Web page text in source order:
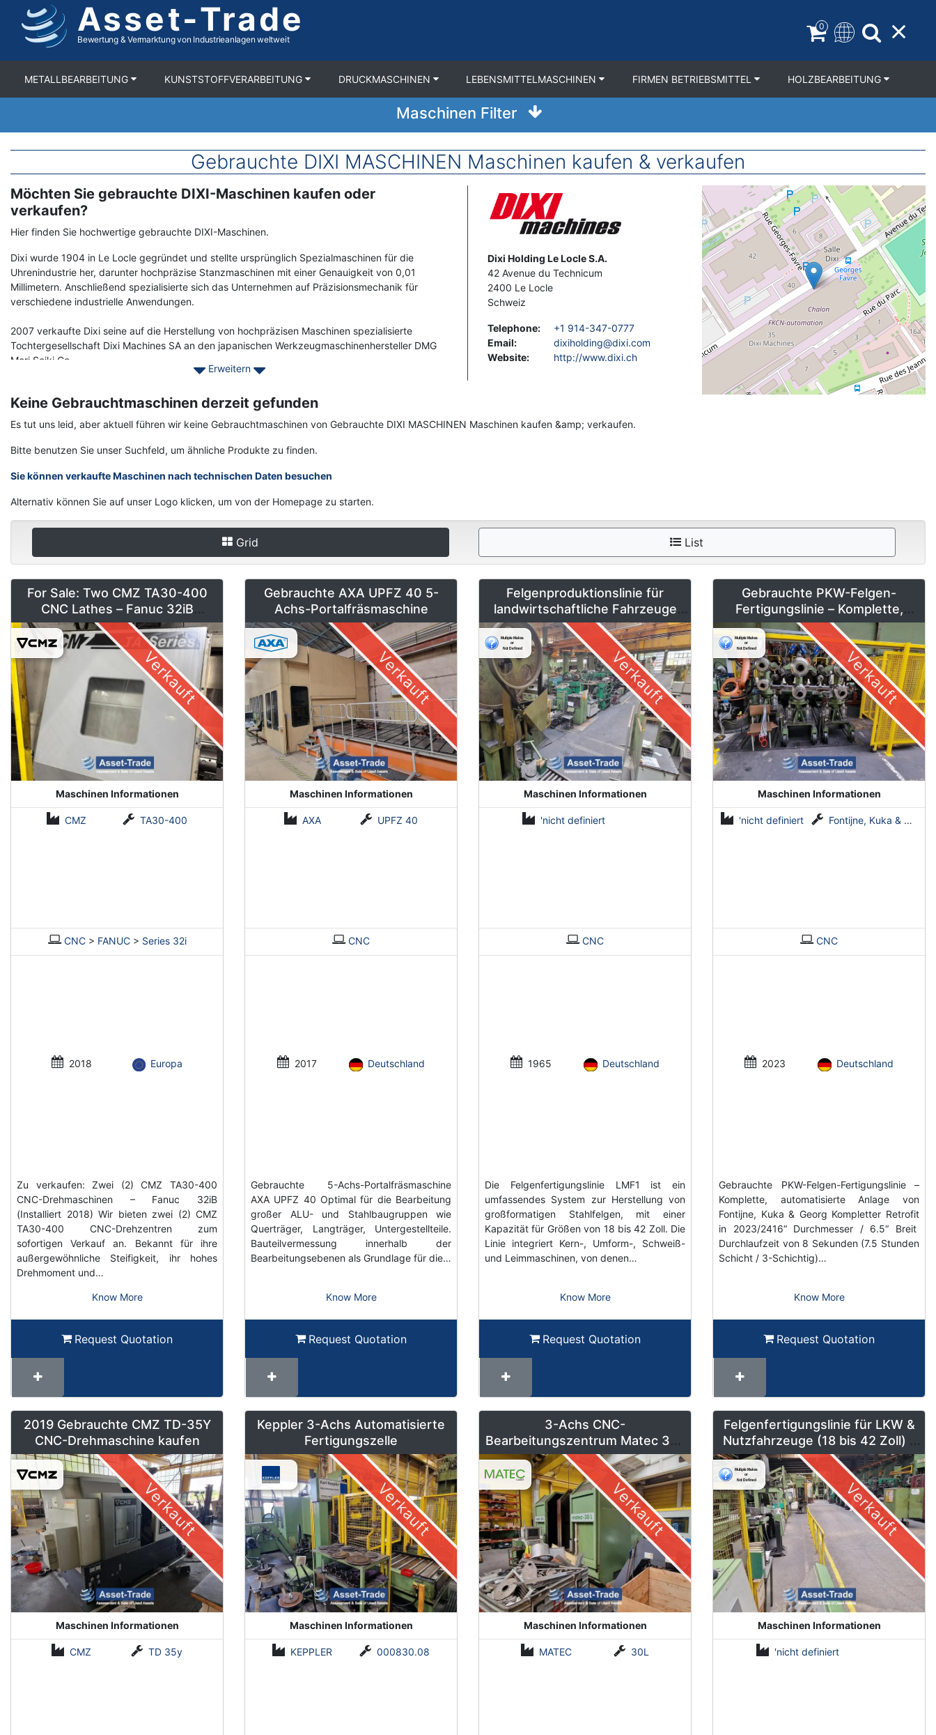
Asset-Trade
Bewertung & Vermarktung von Industrieanlagen weltweit
0
METALLBEARBEITUNG KUNSTSTOFFVERARBEITUNG DRUCKMASCHINEN LEBENSMITTELMASCHINEN FIRMEN BETRIEBSMITTEL HOLZBEARBEITUNG
Maschinen Filter
Gebrauchte DIXI MASCHINEN Maschinen kaufen & verkaufen
Term
Description
Möchten Sie gebrauchte DIXI-Maschinen kaufen oder
verkaufen?
Hier finden Sie hochwertige gebrauchte DIXI-Maschinen.
Dixi wurde 1904 in Le Locle gegründet und stellte ursprünglich Spezialmaschinen für die
Uhrenindustrie her, darunter hochpräzise Stanzmaschinen mit einer Genauigkeit von 0,01
Millimetern. Anschließend spezialisierte sich das Unternehmen auf Präzisionsmechanik für
verschiedene industrielle Anwendungen.
2007 verkaufte Dixi seine auf die Herstellung von hochpräzisen Maschinen spezialisierte
Tochtergesellschaft Dixi Machines SA an den japanischen Werkzeugmaschinenhersteller DMG
Mori Seiki Co.
Erweitern
Image
Address
Dixi Holding Le Locle S.A.
42 Avenue du Technicum
2400 Le Locle
Schweiz
Telephone:
+1 914-347-0777
Email:
dixiholding@dixi.com
Website: http://www.dixi.ch
Geolocation
Keine Gebrauchtmaschinen derzeit gefunden
Es tut uns leid, aber aktuell führen wir keine Gebrauchtmaschinen von Gebrauchte DIXI MASCHINEN Maschinen kaufen &amp; verkaufen.
Bitte benutzen Sie unser Suchfeld, um ähnliche Produkte zu finden.
Sie können verkaufte Maschinen nach technischen Daten besuchen
Alternativ können Sie auf unser Logo klicken, um von der Homepage zu starten.
Grid List
For Sale: Two CMZ TA30-400
CNC Lathes – Fanuc 32iB
(Installed 2018)
Verkauft
Maschinen Informationen
CMZ TA30-400
CNC> FANUC> Series 32i
2018 Europa
Zu verkaufen: Zwei (2) CMZ TA30-400
CNC-Drehmaschinen – Fanuc 32iB
(Installiert 2018) Wir bieten zwei (2) CMZ
TA30-400 CNC-Drehzentren zum
sofortigen Verkauf an. Bekannt für ihre
außergewöhnliche Steifigkeit, ihr hohes
Drehmoment und…
Know More
Request Quotation
Gebrauchte AXA UPFZ 40 5-
Achs-Portalfräsmaschine
Verkauft
Maschinen Informationen
AXA UPFZ 40
CNC
2017 Deutschland
Gebrauchte 5-Achs-Portalfräsmaschine
AXA UPFZ 40 Optimal für die Bearbeitung
großer ALU- und Stahlbaugruppen wie
Querträger, Langträger, Untergestellteile.
Bauteilvermessung innerhalb der
Bearbeitungsebenen als Grundlage für die…
Know More
Request Quotation
Felgenproduktionslinie für
landwirtschaftliche Fahrzeuge
LMF1
Verkauft
Maschinen Informationen
'nicht definiert
CNC
1965 Deutschland
Die Felgenfertigungslinie LMF1 ist ein
umfassendes System zur Herstellung von
großformatigen Stahlfelgen, mit einer
Kapazität für Größen von 18 bis 42 Zoll. Die
Linie integriert Kern-, Umform-, Schweiß-
und Leimmaschinen, von denen…
Know More
Request Quotation
Gebrauchte PKW-Felgen-
Fertigungslinie – Komplette,
automatisierte Anlage von
Fontijne, Kuka & Georg
Verkauft
Maschinen Informationen
'nicht definiert Fontijne, Kuka & Georg
CNC
2023 Deutschland
Gebrauchte PKW-Felgen-Fertigungslinie –
Komplette, automatisierte Anlage von
Fontijne, Kuka & Georg Kompletter Retrofit
in 2023/2416“ Durchmesser / 6.5“ Breit
Durchlaufzeit von 8 Sekunden (7.5 Stunden
Schicht / 3-Schichtig)…
Know More
Request Quotation
2019 Gebrauchte CMZ TD-35Y
CNC-Drehmaschine kaufen
Verkauft
Maschinen Informationen
CMZ TD 35y
Keppler 3-Achs Automatisierte
Fertigungszelle
Verkauft
Maschinen Informationen
KEPPLER 000830.08
3-Achs CNC-
Bearbeitungszentrum Matec 30L
mit Heidenhain Steuerung und
Pendelbetrieb
Verkauft
Maschinen Informationen
MATEC 30L
Felgenfertigungslinie für LKW &
Nutzfahrzeuge (18 bis 42 Zoll) –
LMF1
Verkauft
Maschinen Informationen
'nicht definiert